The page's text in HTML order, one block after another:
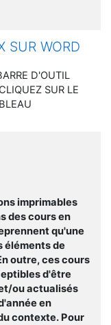
SUR WORD
D'OUTIL
SUR LE
imprimables
des cours en
qu'une
éléments de
outre, ces cours
d'être
ou actualisés
en
contexte. Pour